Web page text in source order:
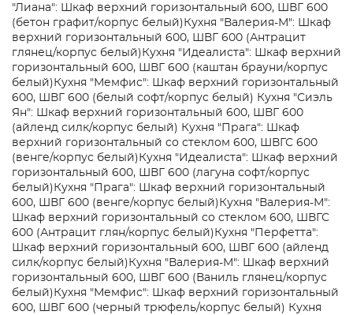
"Лиана": Шкаф верхний горизонтальный 600, ШВГ 600
(бетон графит/корпус белый) Кухня "Валерия-М": Шкаф
верхний горизонтальный 600, ШВГ 600 (Антрацит
глянец/корпус белый) Кухня "Идеалиста": Шкаф верхний
горизонтальный 600, ШВГ 600 (каштан брауни/корпус
белый) Кухня "Мемфис": Шкаф верхний горизонтальный
600, ШВГ 600 (белый софт/корпус белый) Кухня "Сиэль
Ян": Шкаф верхний горизонтальный 600, ШВГ 600
(айленд силк/корпус белый) Кухня "Прага": Шкаф
верхний горизонтальный со стеклом 600, ШВГС 600
(венге/корпус белый) Кухня "Идеалиста": Шкаф верхний
горизонтальный 600, ШВГ 600 (лагуна софт/корпус
белый) Кухня "Прага": Шкаф верхний горизонтальный
600, ШВГ 600 (венге/корпус белый) Кухня "Валерия-М":
Шкаф верхний горизонтальный со стеклом 600, ШВГС
600 (Антрацит глян/корпус белый) Кухня "Перфетта":
Шкаф верхний горизонтальный 600, ШВГ 600 (айленд
силк/корпус белый) Кухня "Валерия-М": Шкаф верхний
горизонтальный 600, ШВГ 600 (Ваниль глянец/корпус
белый) Кухня "Мемфис": Шкаф верхний горизонтальный
600, ШВГ 600 (черный трюфель/корпус белый) Кухня